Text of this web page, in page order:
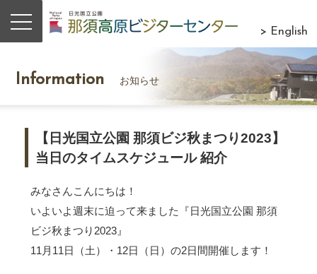
> English
Information お知らせ
【日光国立公園 那須ビジ秋まつり2023】
当日のタイムスケジュール 紹介
みなさんこんにちは！
いよいよ週末に迫って来ました『日光国立公園 那須
ビジ秋まつり2023』
11月11日（土）・12日（日）の2日間開催します！